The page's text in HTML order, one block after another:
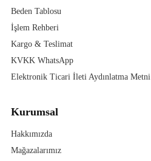
Beden Tablosu
İşlem Rehberi
Kargo & Teslimat
KVKK WhatsApp
Elektronik Ticari İleti Aydınlatma Metni
Kurumsal
Hakkımızda
Mağazalarımız